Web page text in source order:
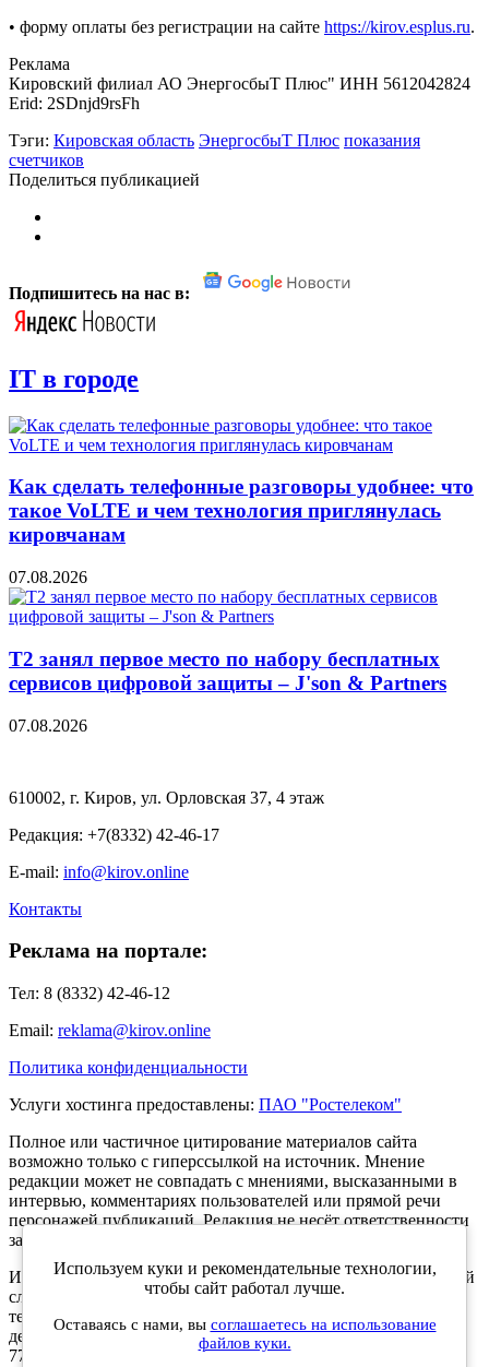
• форму оплаты без регистрации на сайте https://kirov.esplus.ru.
Реклама
Кировский филиал АО ЭнергосбыТ Плюс" ИНН 5612042824
Erid: 2SDnjd9rsFh
Тэги: Кировская область ЭнергосбыТ Плюс показания
счетчиков
Поделиться публикацией
Подпишитесь на нас в:
IT в городе
Как сделать телефонные разговоры удобнее: что
такое VoLTE и чем технология приглянулась
кировчанам
07.08.2026
Т2 занял первое место по набору бесплатных
сервисов цифровой защиты – J'son & Partners
07.08.2026
610002, г. Киров, ул. Орловская 37, 4 этаж
Редакция: +7(8332) 42-46-17
E-mail: info@kirov.online
Контакты
Реклама на портале:
Тел: 8 (8332) 42-46-12
Email: reklama@kirov.online
Политика конфиденциальности
Услуги хостинга предоставлены: ПАО "Ростелеком"
Полное или частичное цитирование материалов сайта
возможно только с гиперссылкой на источник. Мнение
редакции может не совпадать с мнениями, высказанными в
интервью, комментариях пользователей или прямой речи
персонажей публикаций. Редакция не несёт ответственности
за текст комментариев читателей.
Интернет-портал Kirov.online зарегистрирован в Федеральной
службе по надзору в сфере связи, информационных
технологий и массовых коммуникаций (Роскомнадзор) 5
декабря 2019 года. Регистрационный номер ЭЛ № ФС 77 -
77189.
Используем куки и рекомендательные технологии,
чтобы сайт работал лучше.
Оставаясь с нами, вы соглашаетесь на использование
файлов куки.